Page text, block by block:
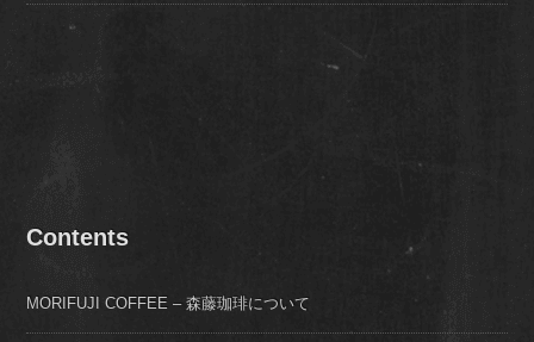
Contents
MORIFUJI COFFEE – 森藤珈琲について